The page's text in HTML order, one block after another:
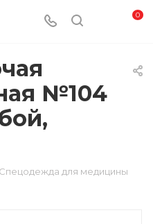
0
№104
Спецодежда для медицины